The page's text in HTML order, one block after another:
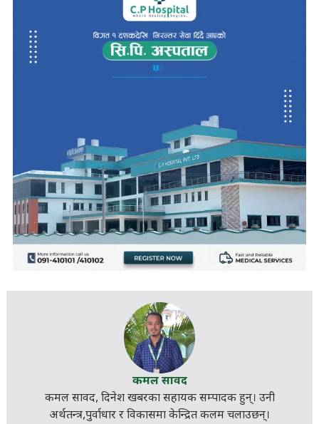
कमल सावद
कमल सावद, दिनेश खबरकासहायक सम्पादकहुन्। उनी
अर्थतन्त्र,पुर्वाधार र विकासमा केन्द्रित कलम चलाउछन्।